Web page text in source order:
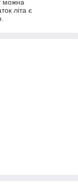
можна
літа є